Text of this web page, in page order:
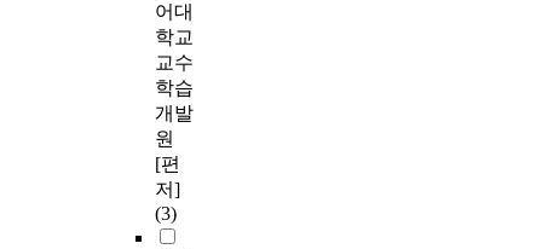
어대
학교
교수
학습
개발
원
[편
저]
(3)